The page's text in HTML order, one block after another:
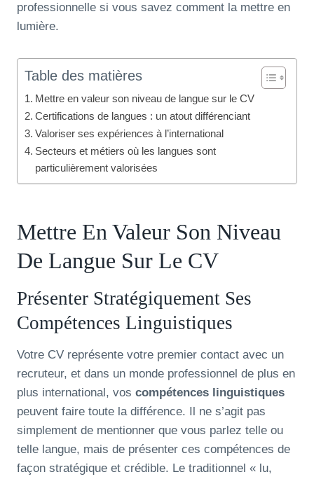
professionnelle si vous savez comment la mettre en
lumière.
Table des matières
Mettre en valeur son niveau de langue sur le CV
Certifications de langues : un atout différenciant
Valoriser ses expériences à l’international
Secteurs et métiers où les langues sont
particulièrement valorisées
Mettre En Valeur Son Niveau
De Langue Sur Le CV
Présenter Stratégiquement Ses
Compétences Linguistiques
Votre CV représente votre premier contact avec un
recruteur, et dans un monde professionnel de plus en
plus international, vos compétences linguistiques
peuvent faire toute la différence. Il ne s’agit pas
simplement de mentionner que vous parlez telle ou
telle langue, mais de présenter ces compétences de
façon stratégique et crédible. Le traditionnel « lu,